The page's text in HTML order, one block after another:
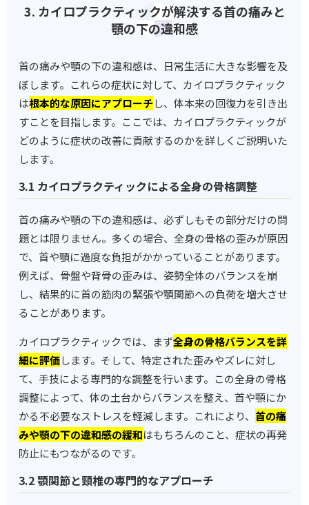
3. カイロプラクティックが解決する首の痛みと
顎の下の違和感
首の痛みや顎の下の違和感は、日常生活に大きな影響を及
ぼします。これらの症状に対して、カイロプラクティック
は根本的な原因にアプローチし、体本来の回復力を引き出
すことを目指します。ここでは、カイロプラクティックが
どのように症状の改善に貢献するのかを詳しくご説明いた
します。
3.1 カイロプラクティックによる全身の骨格調整
首の痛みや顎の下の違和感は、必ずしもその部分だけの問
題とは限りません。多くの場合、全身の骨格の歪みが原因
で、首や顎に過度な負担がかかっていることがあります。
例えば、骨盤や背骨の歪みは、姿勢全体のバランスを崩
し、結果的に首の筋肉の緊張や顎関節への負荷を増大させ
ることがあります。
カイロプラクティックでは、まず全身の骨格バランスを詳
細に評価します。そして、特定された歪みやズレに対し
て、手技による専門的な調整を行います。この全身の骨格
調整によって、体の土台からバランスを整え、首や顎にか
かる不必要なストレスを軽減します。これにより、 首の痛
みや顎の下の違和感の緩和はもちろんのこと、症状の再発
防止にもつながるのです。
3.2 顎関節と頸椎の専門的なアプローチ